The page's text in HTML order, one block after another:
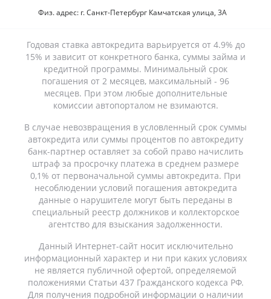
Физ. адрес: г. Санкт-Петербург Камчатская улица, 3А
Годовая ставка автокредита варьируется от 4.9% до
15% и зависит от конкретного банка, суммы займа и
кредитной программы. Минимальный срок
погашения от 2 месяцев, максимальный - 96
месяцев. При этом любые дополнительные
комиссии автопорталом не взимаются.
В случае невозвращения в условленный срок суммы
автокредита или суммы процентов по автокредиту
банк-партнер оставляет за собой право начислить
штраф за просрочку платежа в среднем размере
0,1% от первоначальной суммы автокредита. При
несоблюдении условий погашения автокредита
данные о нарушителе могут быть переданы в
специальный реестр должников и коллекторское
агентство для взыскания задолженности.
Данный Интернет-сайт носит исключительно
информационный характер и ни при каких условиях
не является публичной офертой, определяемой
положениями Статьи 437 Гражданского кодекса РФ.
Для получения подробной информации о наличии